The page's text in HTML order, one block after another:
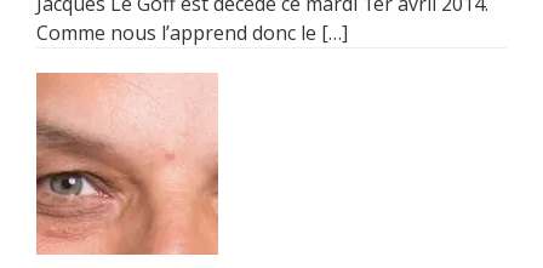
Comme nous l’apprend donc le […]